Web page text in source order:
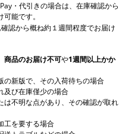
・代引きの場合は、在庫確認から
能です。
認から概ね約１週間程度でお届け
商品のお届け不可や1週間以上かか
の新版で、その入荷待ちの場合
及び在庫僅少の場合
は不明な点があり、その確認が取れ
工を要する場合